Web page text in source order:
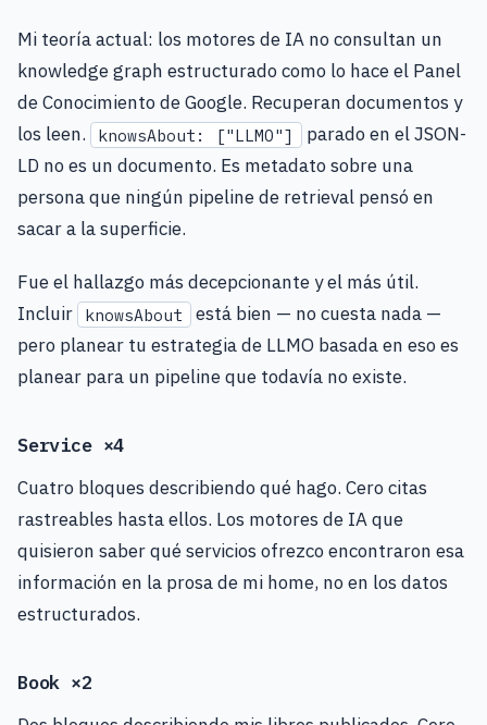
Mi teoría actual: los motores de IA no consultan un
knowledge graph estructurado como lo hace el Panel
de Conocimiento de Google. Recuperan documentos y
los leen.
knowsAbout: ["LLMO"]
parado en el JSON-
LD no es un documento. Es metadato sobre una
persona que ningún pipeline de retrieval pensó en
sacar a la superficie.
Fue el hallazgo más decepcionante y el más útil.
Incluir
knowsAbout
está bien — no cuesta nada —
pero planear tu estrategia de LLMO basada en eso es
planear para un pipeline que todavía no existe.
Service ×4
Cuatro bloques describiendo qué hago. Cero citas
rastreables hasta ellos. Los motores de IA que
quisieron saber qué servicios ofrezco encontraron esa
información en la prosa de mi home, no en los datos
estructurados.
Book ×2